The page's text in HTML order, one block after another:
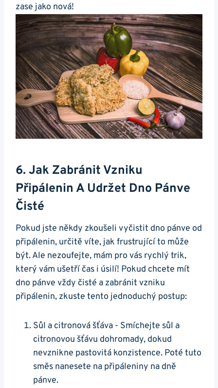
zase jako nová!
6. Jak Zabránit ‍vzniku
Připálenin A ‍udržet Dno Pánve
Čisté
Pokud jste někdy zkoušeli vyčistit dno pánve od
připálenin, určitě⁣ víte, jak frustrující to může
být. Ale nezoufejte, mám pro vás rychlý trik,
který⁤ vám ušetří čas‍ i úsilí! Pokud chcete ‍mít
dno⁤ pánve vždy čisté a zabránit vzniku
připálenin, zkuste tento jednoduchý postup:
Sůl a citronová šťáva -⁤ Smíchejte sůl a
citronovou šťávu dohromady, dokud
nevznikne pastovitá konzistence. Poté ‍tuto
směs nanesete na připáleniny​ na dně⁣
pánve.